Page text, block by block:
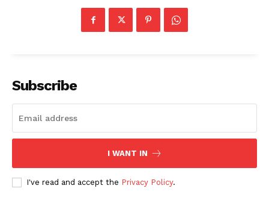
Subscribe
I WANT IN
I've read and accept the Privacy Policy.